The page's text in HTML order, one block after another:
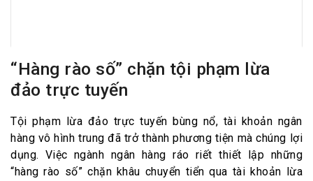
“Hàng rào số” chặn tội phạm lừa
đảo trực tuyến
Tội phạm lừa đảo trực tuyến bùng nổ, tài khoản ngân
hàng vô hình trung đã trở thành phương tiện mà chúng lợi
dụng. Việc ngành ngân hàng ráo riết thiết lập những
“hàng rào số” chặn khâu chuyển tiển qua tài khoản lừa